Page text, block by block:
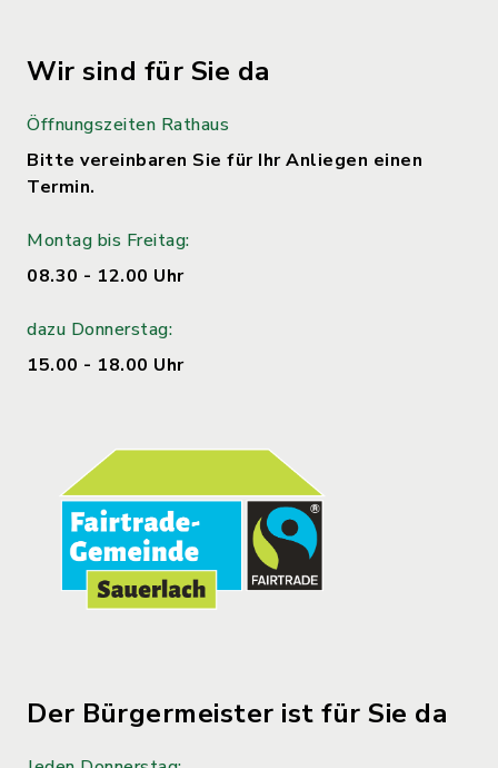
Wir sind für Sie da
Öffnungszeiten Rathaus
Bitte vereinbaren Sie für Ihr Anliegen einen
Termin.
Montag bis Freitag:
08.30 - 12.00 Uhr
dazu Donnerstag:
15.00 - 18.00 Uhr
Der Bürgermeister ist für Sie da